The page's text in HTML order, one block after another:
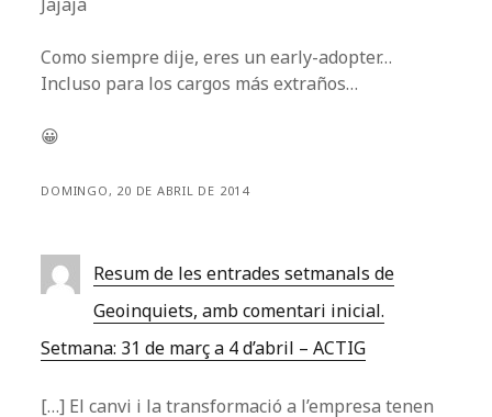
Como siempre dije, eres un early-adopter…
Incluso para los cargos más extraños…
😀
DOMINGO, 20 DE ABRIL DE 2014
Resum de les entrades setmanals de
Geoinquiets, amb comentari inicial.
Setmana: 31 de març a 4 d’abril – ACTIG
[…] El canvi i la transformació a l’empresa tenen